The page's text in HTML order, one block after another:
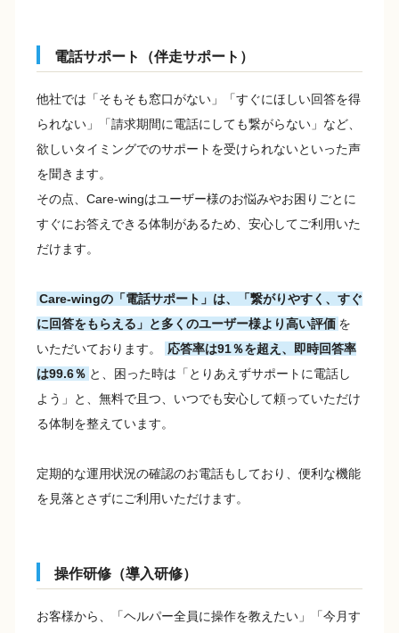
電話サポート（伴走サポート）
他社では「そもそも窓口がない」「すぐにほしい回答を得
られない」「請求期間に電話にしても繋がらない」など、
欲しいタイミングでのサポートを受けられないといった声
を聞きます。
その点、Care-wingはユーザー様のお悩みやお困りごとに
すぐにお答えできる体制があるため、安心してご利用いた
だけます。
Care-wingの「電話サポート」は、「繋がりやすく、すぐ
に回答をもらえる」と多くのユーザー様より高い評価 を
いただいております。
応答率は91％を超え、即時回答率
は99.6％ と、困った時は「とりあえずサポートに電話し
よう」と、無料で且つ、いつでも安心して頼っていただけ
る体制を整えています。
定期的な運用状況の確認のお電話もしており、便利な機能
を見落とさずにご利用いただけます。
操作研修（導入研修）
お客様から、「ヘルパー全員に操作を教えたい」「今月す